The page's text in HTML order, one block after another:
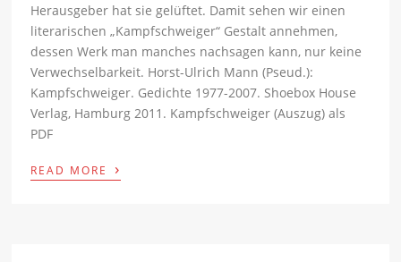
Herausgeber hat sie gelüftet. Damit sehen wir einen
literarischen „Kampfschweiger“ Gestalt annehmen,
dessen Werk man manches nachsagen kann, nur keine
Verwechselbarkeit. Horst-Ulrich Mann (Pseud.):
Kampfschweiger. Gedichte 1977-2007. Shoebox House
Verlag, Hamburg 2011. Kampfschweiger (Auszug) als
PDF
READ MORE ›